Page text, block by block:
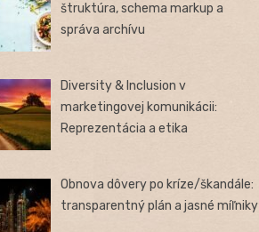
štruktúra, schema markup a
správa archívu
Diversity & Inclusion v
marketingovej komunikácii:
Reprezentácia a etika
Obnova dôvery po kríze/škandále:
transparentný plán a jasné míľniky